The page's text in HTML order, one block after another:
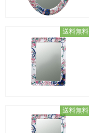
送料無料
送料無料